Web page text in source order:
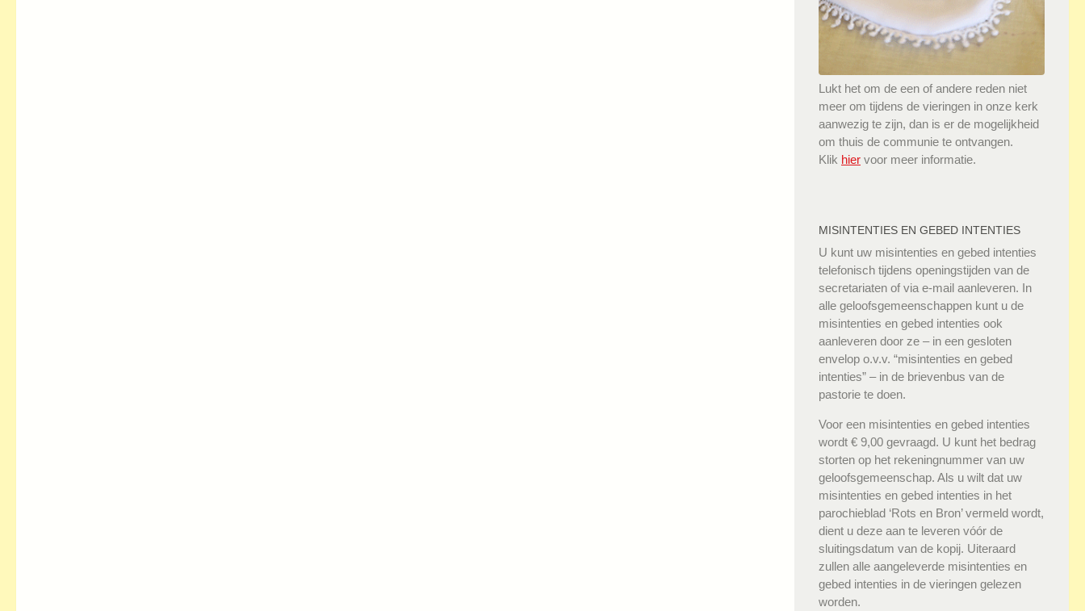
Lukt het om de een of andere reden niet
meer om tijdens de vieringen in onze kerk
aanwezig te zijn, dan is er de mogelijkheid
om thuis de communie te ontvangen.
Klik hier voor meer informatie.
MISINTENTIES EN GEBED INTENTIES
U kunt uw misintenties en gebed intenties
telefonisch tijdens openingstijden van de
secretariaten of via e-mail aanleveren. In
alle geloofsgemeenschappen kunt u de
misintenties en gebed intenties ook
aanleveren door ze – in een gesloten
envelop o.v.v. “misintenties en gebed
intenties” – in de brievenbus van de
pastorie te doen.
Voor een misintenties en gebed intenties
wordt € 9,00 gevraagd. U kunt het bedrag
storten op het rekeningnummer van uw
geloofsgemeenschap. Als u wilt dat uw
misintenties en gebed intenties in het
parochieblad ‘Rots en Bron’ vermeld wordt,
dient u deze aan te leveren vóór de
sluitingsdatum van de kopij. Uiteraard
zullen alle aangeleverde misintenties en
gebed intenties in de vieringen gelezen
worden.